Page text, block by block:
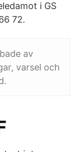
i GS
72.
av
varsel och